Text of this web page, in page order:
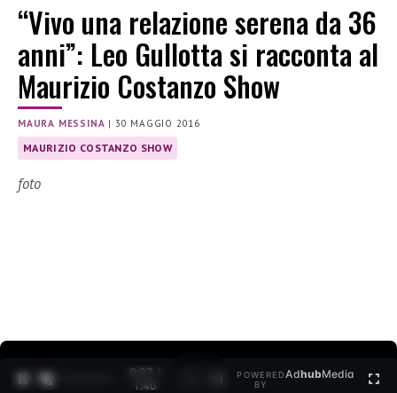
“Vivo una relazione serena da 36
anni”: Leo Gullotta si racconta al
Maurizio Costanzo Show
MAURA MESSINA | 30 MAGGIO 2016
MAURIZIO COSTANZO SHOW
foto
0:27 /
1:40
POWERED
BY
AdhubMedia